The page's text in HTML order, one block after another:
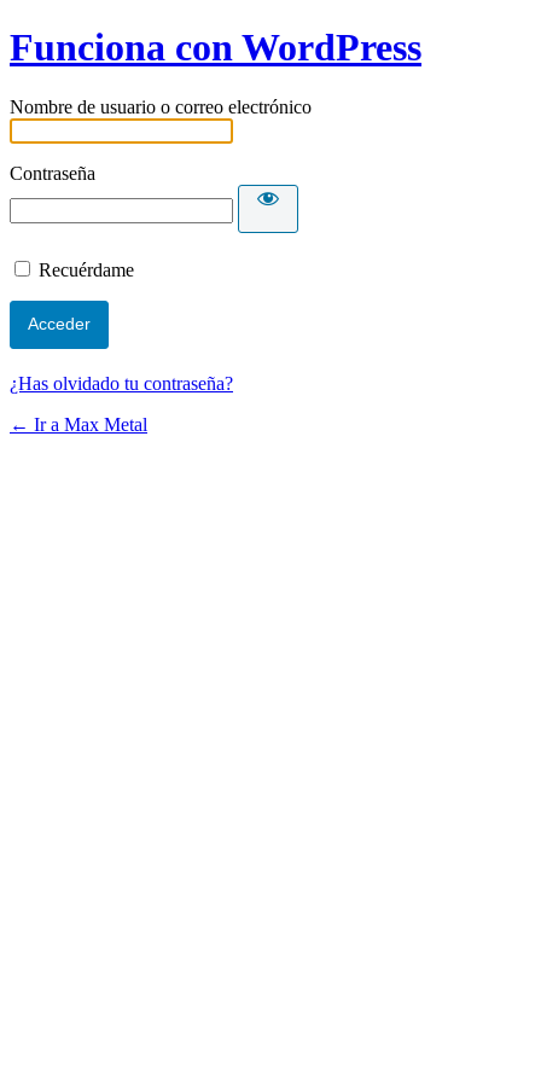
Funciona con WordPress
Nombre de usuario o correo electrónico
Contraseña
Recuérdame
¿Has olvidado tu contraseña?
← Ir a Max Metal